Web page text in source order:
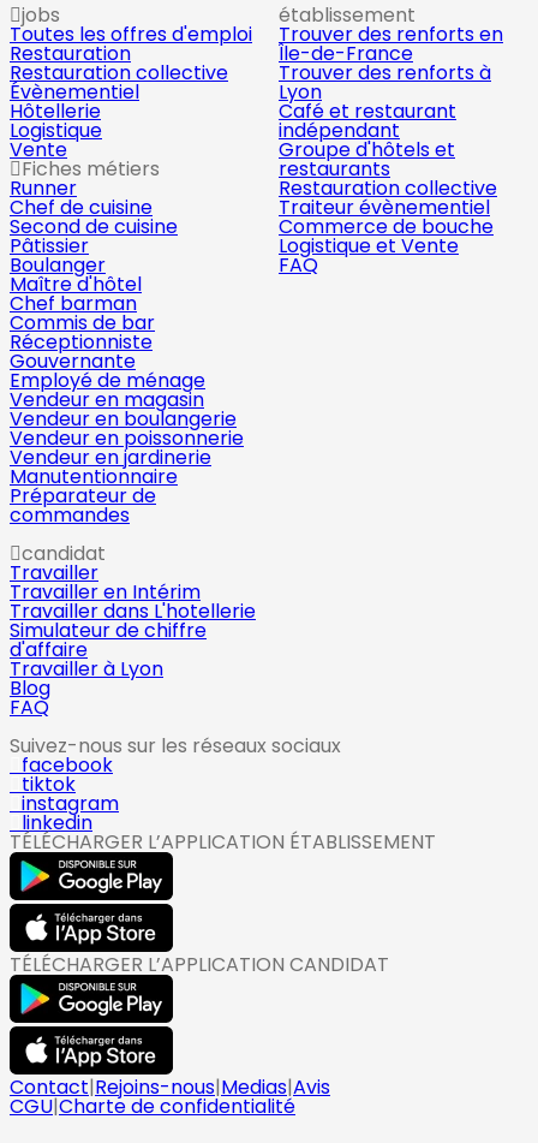
jobs
Toutes les offres d'emploi
Restauration
Restauration collective
Évènementiel
Hôtellerie
Logistique
Vente
Fiches métiers
Runner
Chef de cuisine
Second de cuisine
Pâtissier
Boulanger
Maître d'hôtel
Chef barman
Commis de bar
Réceptionniste
Gouvernante
Employé de ménage
Vendeur en magasin
Vendeur en boulangerie
Vendeur en poissonnerie
Vendeur en jardinerie
Manutentionnaire
Préparateur de
commandes
établissement
Trouver des renforts en
Île-de-France
Trouver des renforts à
Lyon
Café et restaurant
indépendant
Groupe d'hôtels et
restaurants
Restauration collective
Traiteur évènementiel
Commerce de bouche
Logistique et Vente
FAQ
candidat
Travailler
Travailler en Intérim
Travailler dans L'hotellerie
Simulateur de chiffre
d'affaire
Travailler à Lyon
Blog
FAQ
Suivez-nous sur les réseaux sociaux
facebook
tiktok
instagram
linkedin
TÉLÉCHARGER L’APPLICATION ÉTABLISSEMENT
TÉLÉCHARGER L’APPLICATION CANDIDAT
Contact|Rejoins-nous|Medias|Avis
CGU|Charte de confidentialité